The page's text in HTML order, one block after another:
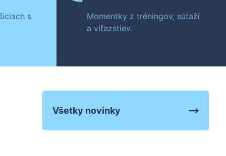
s
Momentky z tréningov, súťaží
a víťazstiev.
Všetky novinky